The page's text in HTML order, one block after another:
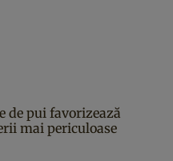
de pui favorizează
mai periculoase